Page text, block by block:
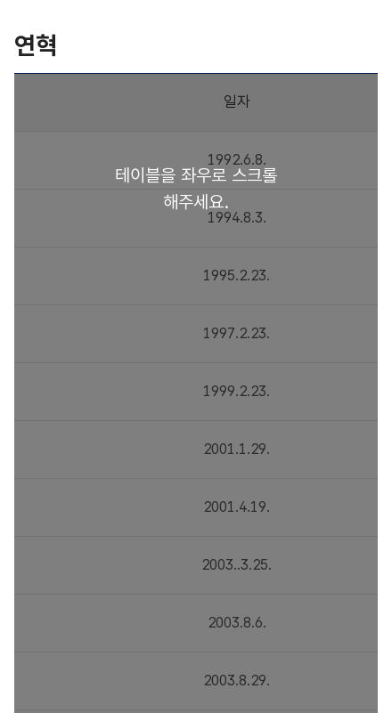
연혁
일자
1992.6.8.
1994.8.3.
1995.2.23.
1997.2.23.
1999.2.23.
2001.1.29.
2001.4.19.
2003..3.25.
2003.8.6.
2003.8.29.